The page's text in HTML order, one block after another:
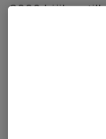
2009 hjälper till
Alla föräldrar
matchvärdar